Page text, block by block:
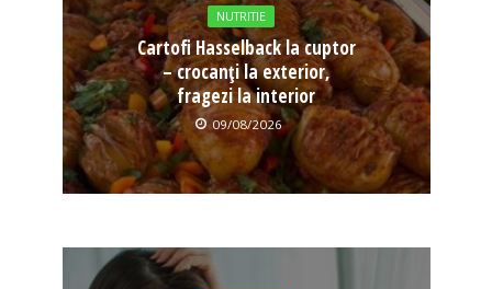
NUTRITIE
Cartofi Hasselback la cuptor
– crocanți la exterior,
fragezi la interior
09/08/2026